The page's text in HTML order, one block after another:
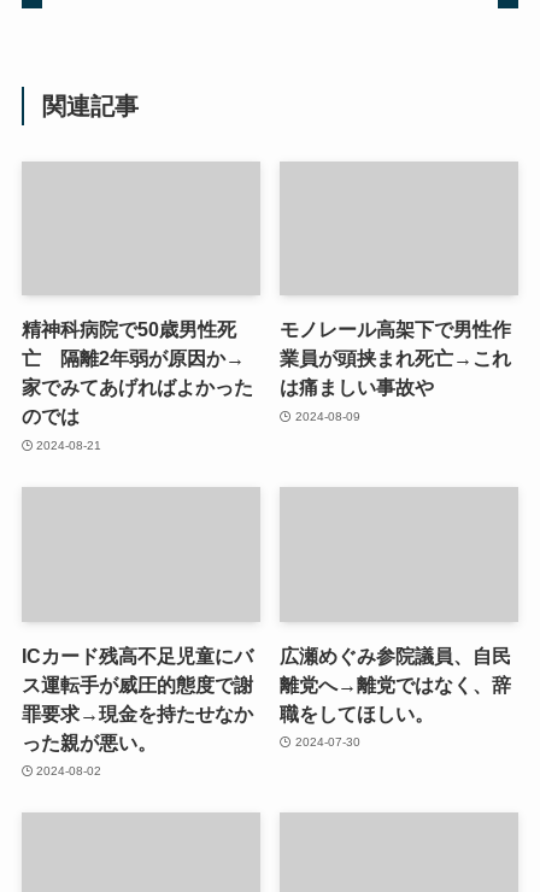
関連記事
精神科病院で50歳男性死
亡 隔離2年弱が原因か→
家でみてあげればよかった
のでは
2024-08-21
モノレール高架下で男性作
業員が頭挟まれ死亡→これ
は痛ましい事故や
2024-08-09
ICカード残高不足児童にバ
ス運転手が威圧的態度で謝
罪要求→現金を持たせなか
った親が悪い。
2024-08-02
広瀬めぐみ参院議員、自民
離党へ→離党ではなく、辞
職をしてほしい。
2024-07-30